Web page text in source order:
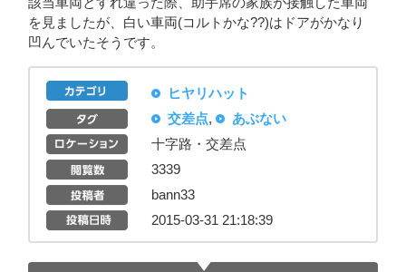
を見ましたが、白い車両(コルトかな??)はドアがかなり
凹んでいたそうです。
ヒヤリハット
交差点,
あぶない
十字路・交差点
3339
bann33
2015-03-31 21:18:39